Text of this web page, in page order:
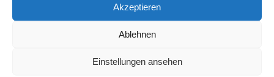
Akzeptieren
Ablehnen
Einstellungen ansehen
Zweiteiliger
Badeanzug High Waist
Bikinihose Bademode
Hawaiian Badeanzug
Strand 13-14 Jahre
Alt/164